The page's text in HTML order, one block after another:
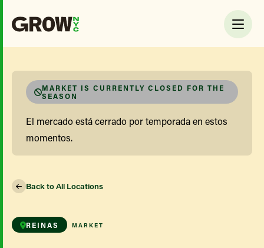
MARKET IS CURRENTLY CLOSED FOR THE
SEASON
El mercado está cerrado por temporada en estos
momentos.
Back to All Locations
REINAS MARKET